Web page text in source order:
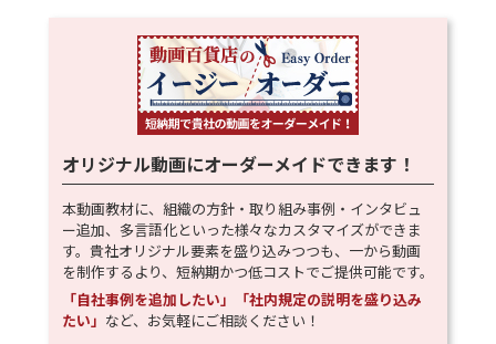
オリジナル動画にオーダーメイドできます！
本動画教材に、組織の方針・取り組み事例・インタビュ
ー追加、多言語化といった様々なカスタマイズができま
す。貴社オリジナル要素を盛り込みつつも、一から動画
を制作するより、短納期かつ低コストでご提供可能です。
「自社事例を追加したい」「社内規定の説明を盛り込み
たい」 など、お気軽にご相談ください！